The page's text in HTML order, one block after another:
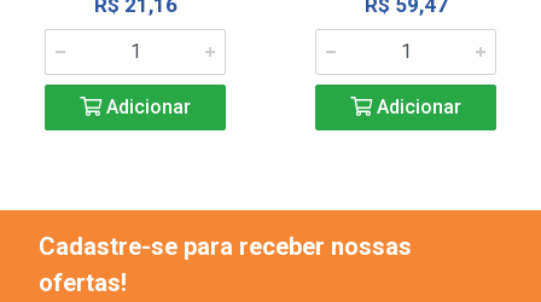
Adicionar Adicionar
Cadastre-se para receber nossas
ofertas!